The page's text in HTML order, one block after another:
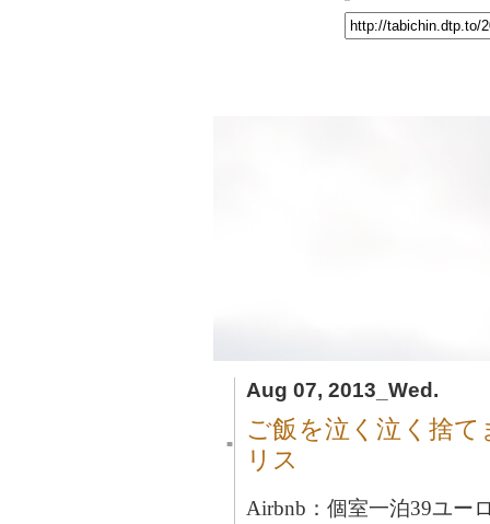
Aug 07, 2013_Wed.
■
ご飯を泣く泣く捨
リス
Airbnb：個室一泊39ユー